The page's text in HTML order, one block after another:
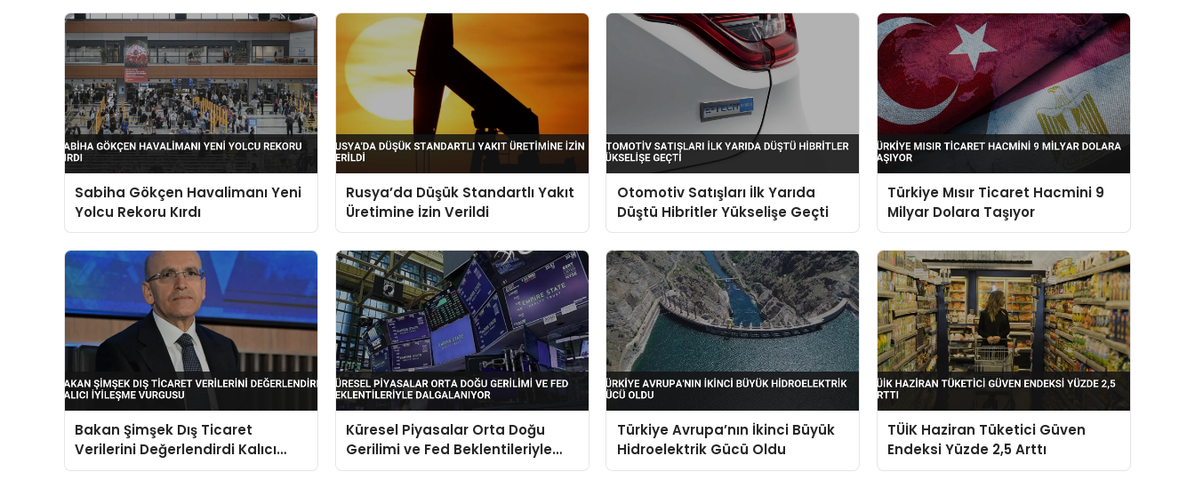
Sabiha Gökçen Havalimanı Yeni
Yolcu Rekoru Kırdı
Rusya’da Düşük Standartlı Yakıt
Üretimine İzin Verildi
Otomotiv Satışları İlk Yarıda
Düştü Hibritler Yükselişe Geçti
Türkiye Mısır Ticaret Hacmini 9
Milyar Dolara Taşıyor
Bakan Şimşek Dış Ticaret
Verilerini Değerlendirdi Kalıcı
İyileşme Vurgusu
Küresel Piyasalar Orta Doğu
Gerilimi ve Fed Beklentileriyle
Dalgalanıyor
Türkiye Avrupa’nın İkinci Büyük
Hidroelektrik Gücü Oldu
TÜİK Haziran Tüketici Güven
Endeksi Yüzde 2,5 Arttı